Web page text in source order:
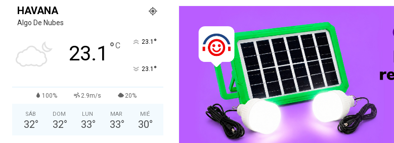
HAVANA
Algo De Nubes
23.1 °C 23.1 °
23.1 °
100% 2.9m/s 20%
SÁB
32°
DOM
32°
LUN
33°
MAR
33°
MIÉ
30°